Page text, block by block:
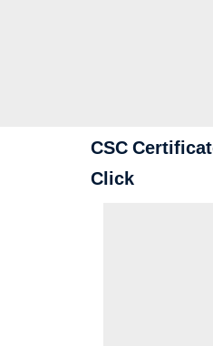
CSC
Click